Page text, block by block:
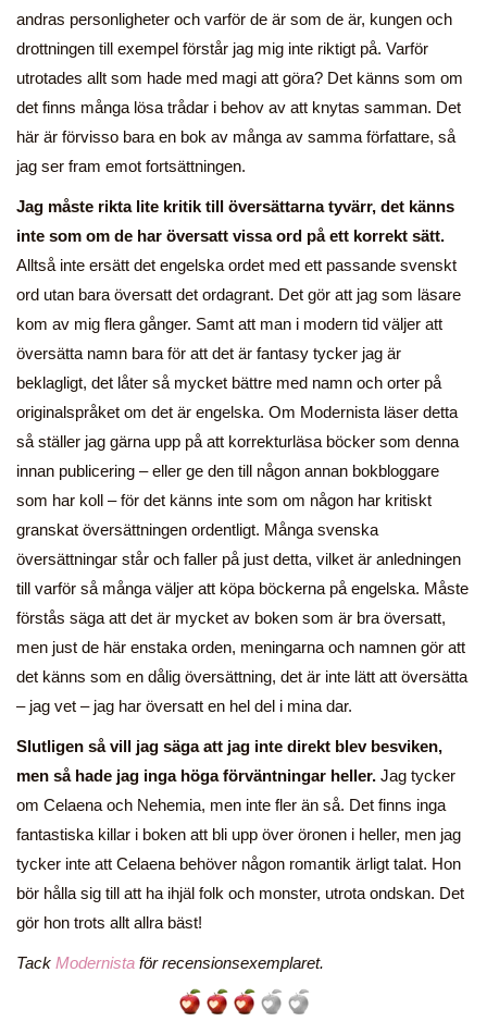
andras personligheter och varför de är som de är, kungen och
drottningen till exempel förstår jag mig inte riktigt på. Varför
utrotades allt som hade med magi att göra? Det känns som om
det finns många lösa trådar i behov av att knytas samman. Det
här är förvisso bara en bok av många av samma författare, så
jag ser fram emot fortsättningen.
Jag måste rikta lite kritik till översättarna tyvärr, det känns
inte som om de har översatt vissa ord på ett korrekt sätt.
Alltså inte ersätt det engelska ordet med ett passande svenskt
ord utan bara översatt det ordagrant. Det gör att jag som läsare
kom av mig flera gånger. Samt att man i modern tid väljer att
översätta namn bara för att det är fantasy tycker jag är
beklagligt, det låter så mycket bättre med namn och orter på
originalspråket om det är engelska. Om Modernista läser detta
så ställer jag gärna upp på att korrekturläsa böcker som denna
innan publicering – eller ge den till någon annan bokbloggare
som har koll – för det känns inte som om någon har kritiskt
granskat översättningen ordentligt. Många svenska
översättningar står och faller på just detta, vilket är anledningen
till varför så många väljer att köpa böckerna på engelska. Måste
förstås säga att det är mycket av boken som är bra översatt,
men just de här enstaka orden, meningarna och namnen gör att
det känns som en dålig översättning, det är inte lätt att översätta
– jag vet – jag har översatt en hel del i mina dar.
Slutligen så vill jag säga att jag inte direkt blev besviken,
men så hade jag inga höga förväntningar heller. Jag tycker
om Celaena och Nehemia, men inte fler än så. Det finns inga
fantastiska killar i boken att bli upp över öronen i heller, men jag
tycker inte att Celaena behöver någon romantik ärligt talat. Hon
bör hålla sig till att ha ihjäl folk och monster, utrota ondskan. Det
gör hon trots allt allra bäst!
Tack Modernista för recensionsexemplaret.